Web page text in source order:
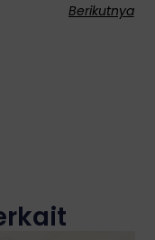
Berikutnya